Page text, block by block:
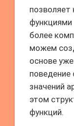
позволяет
функциями
более
можем
основе
значений
этом
функций.